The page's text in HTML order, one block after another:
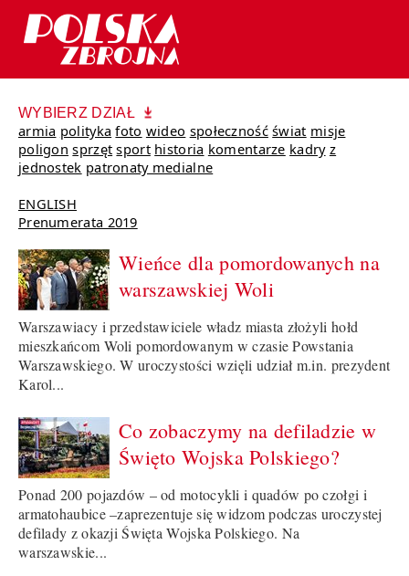
WYBIERZ DZIAŁ
armia polityka foto wideo społeczność świat misje
poligon sprzęt sport historia komentarze kadry z
jednostek patronaty medialne
ENGLISH
Prenumerata 2019
Wieńce dla pomordowanych na
warszawskiej Woli
Warszawiacy i przedstawiciele władz miasta złożyli hołd
mieszkańcom Woli pomordowanym w czasie Powstania
Warszawskiego. W uroczystości wzięli udział m.in. prezydent
Karol...
Co zobaczymy na defiladzie w
Święto Wojska Polskiego?
Ponad 200 pojazdów – od motocykli i quadów po czołgi i
armatohaubice –zaprezentuje się widzom podczas uroczystej
defilady z okazji Święta Wojska Polskiego. Na
warszawskie...